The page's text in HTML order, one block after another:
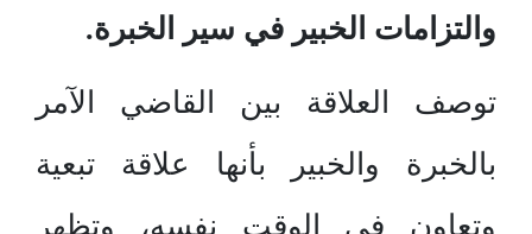
والتزامات الخبير في سير الخبرة.
توصف العلاقة بين القاضي الآمر
بالخبرة والخبير بأنها علاقة تبعية
وتعاون في الوقت نفسه، وتظهر